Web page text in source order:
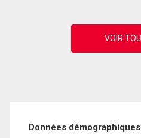
Données démographiques